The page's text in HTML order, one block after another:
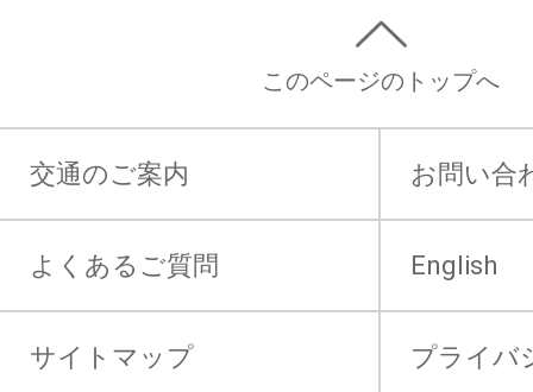
このページのトップへ
交通のご案内 お問い合
よくあるご質問 English
サイトマップ プライバ